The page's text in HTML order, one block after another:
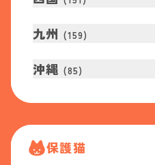
九州 (159)
沖縄 (85)
保護猫